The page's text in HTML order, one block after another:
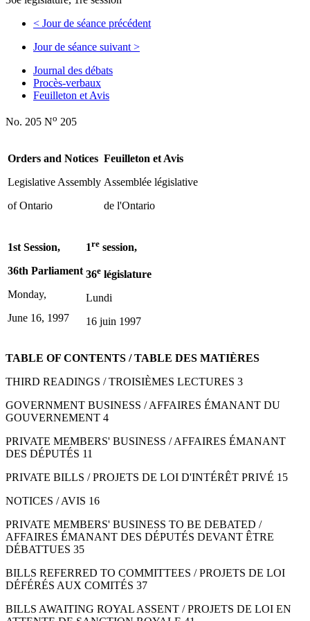
< Jour de séance précédent
Jour de séance suivant >
Journal des débats
Procès-verbaux
Feuilleton et Avis
No. 205 No 205
Orders and Notices
Legislative Assembly
of Ontario
Feuilleton et Avis
Assemblée législative
de l'Ontario
1st Session,
36th Parliament
Monday,
June 16, 1997
1re session,
36e législature
Lundi
16 juin 1997
TABLE OF CONTENTS / TABLE DES MATIÈRES
THIRD READINGS / TROISIÈMES LECTURES 3
GOVERNMENT BUSINESS / AFFAIRES ÉMANANT DU
GOUVERNEMENT 4
PRIVATE MEMBERS' BUSINESS / AFFAIRES ÉMANANT
DES DÉPUTÉS 11
PRIVATE BILLS / PROJETS DE LOI D'INTÉRÊT PRIVÉ 15
NOTICES / AVIS 16
PRIVATE MEMBERS' BUSINESS TO BE DEBATED /
AFFAIRES ÉMANANT DES DÉPUTÉS DEVANT ÊTRE
DÉBATTUES 35
BILLS REFERRED TO COMMITTEES / PROJETS DE LOI
DÉFÉRÉS AUX COMITÉS 37
BILLS AWAITING ROYAL ASSENT / PROJETS DE LOI EN